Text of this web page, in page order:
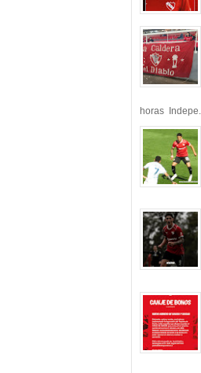
horas Indepe...